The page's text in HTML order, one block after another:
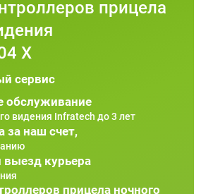
прицела
Х
сервис
обслуживание
видения Infratech до 3 лет
за наш счет,
выезд курьера
прицела ночного